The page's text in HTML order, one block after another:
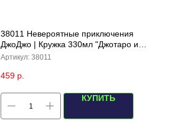
38011 Невероятные приключения
ДжоДжо | Кружка 330мл "Джотаро и
Дио”,(черная)
Артикул: 38011
459 р.
КУПИТЬ